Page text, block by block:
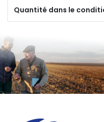
Quantité dans le